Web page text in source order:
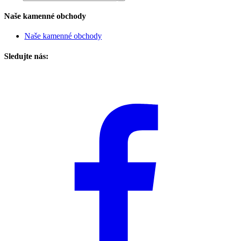
Naše kamenné obchody
Naše kamenné obchody
Sledujte nás: